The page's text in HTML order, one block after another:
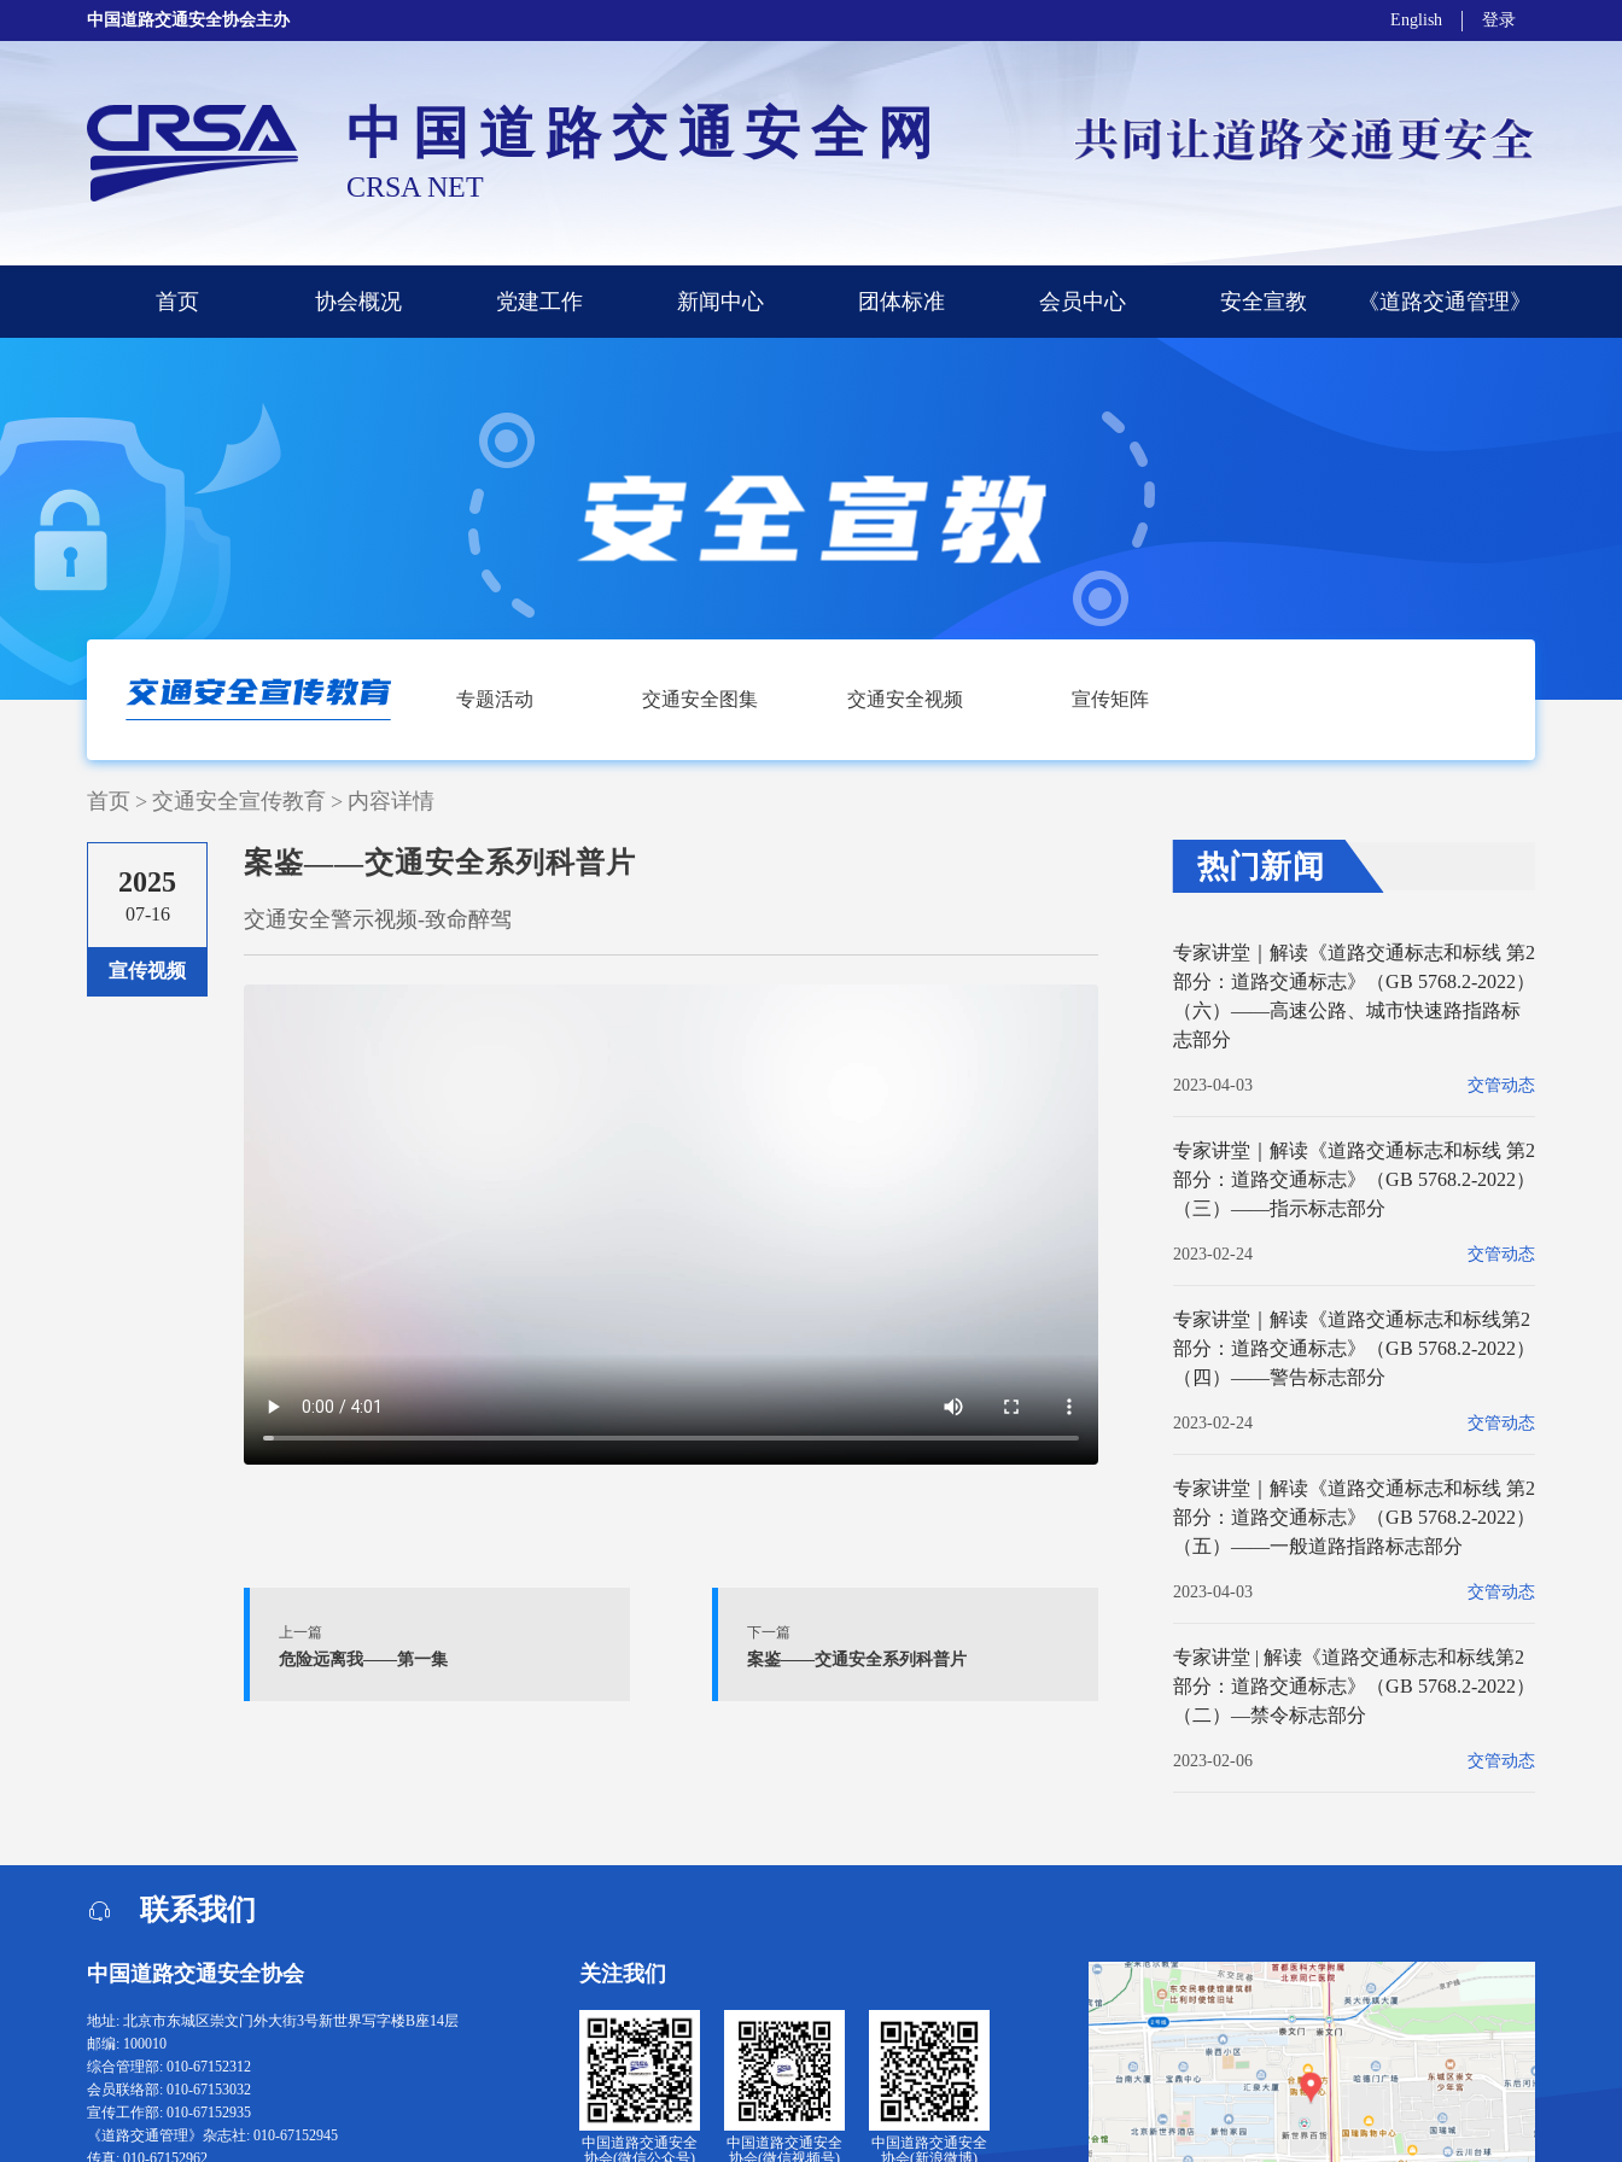
中国道路交通安全协会主办 English 登录
中国道路交通安全网
CRSA NET
首页 协会概况 党建工作 新闻中心 团体标准 会员中心 安全宣教 《道路交通管理》
专题活动 交通安全图集 交通安全视频 宣传矩阵
首页 > 交通安全宣传教育 > 内容详情
2025
07-16
宣传视频
案鉴——交通安全系列科普片
交通安全警示视频-致命醉驾
上一篇
危险远离我——第一集
下一篇
案鉴——交通安全系列科普片
热门新闻
专家讲堂｜解读《道路交通标志和标线 第2
部分：道路交通标志》（GB 5768.2-2022）
（六）——高速公路、城市快速路指路标
志部分
2023-04-03 交管动态
专家讲堂｜解读《道路交通标志和标线 第2
部分：道路交通标志》（GB 5768.2-2022）
（三）——指示标志部分
2023-02-24 交管动态
专家讲堂｜解读《道路交通标志和标线第2
部分：道路交通标志》（GB 5768.2-2022）
（四）——警告标志部分
2023-02-24 交管动态
专家讲堂｜解读《道路交通标志和标线 第2
部分：道路交通标志》（GB 5768.2-2022）
（五）——一般道路指路标志部分
2023-04-03 交管动态
专家讲堂 | 解读《道路交通标志和标线第2
部分：道路交通标志》（GB 5768.2-2022）
（二）—禁令标志部分
2023-02-06 交管动态
联系我们
中国道路交通安全协会
地址: 北京市东城区崇文门外大街3号新世界写字楼B座14层
邮编: 100010
综合管理部: 010-67152312
会员联络部: 010-67153032
宣传工作部: 010-67152935
《道路交通管理》杂志社: 010-67152945
传真: 010-67152962
关注我们
中国道路交通安全
协会(微信公众号)
中国道路交通安全
协会(微信视频号)
中国道路交通安全
协会(新浪微博)